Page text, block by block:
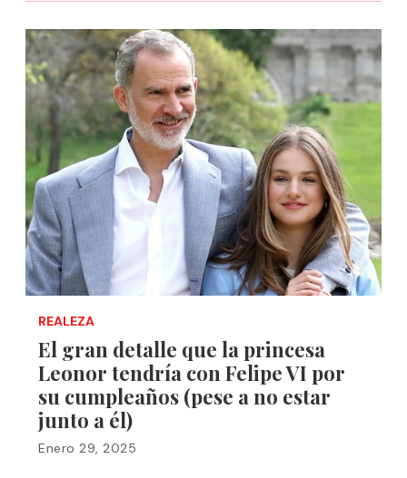
REALEZA
El gran detalle que la princesa
Leonor tendría con Felipe VI por
su cumpleaños (pese a no estar
junto a él)
Enero 29, 2025